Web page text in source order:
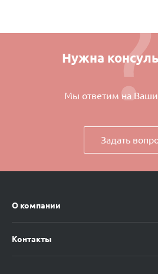
Нужна
Мы ответим на
Задать
О компании
Контакты